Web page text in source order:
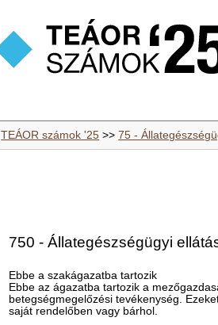
TEÁOR számok '25 >>75 -
750 - Állategészségügyi
Ebbe a szakágazatba tartozik
Ebbe az ágazatba tartozik a
betegségmegelőzési tevékenység.
saját rendelőben vagy bárhol.